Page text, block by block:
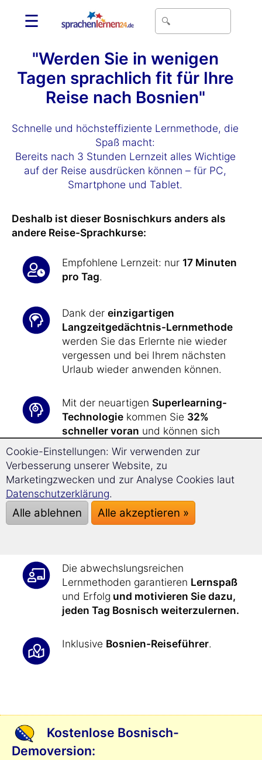
☰
"Werden Sie in wenigen
Tagen sprachlich fit für Ihre
Reise nach Bosnien"
Schnelle und höchsteffiziente Lernmethode, die
Spaß macht:
Bereits nach 3 Stunden Lernzeit alles Wichtige
auf der Reise ausdrücken können – für PC,
Smartphone und Tablet.
Deshalb ist dieser Bosnischkurs anders als
andere Reise-Sprachkurse:
Empfohlene Lernzeit: nur 17 Minuten
pro Tag.
Dank der einzigartigen
Langzeitgedächtnis-Lernmethode
werden Sie das Erlernte nie wieder
vergessen und bei Ihrem nächsten
Urlaub wieder anwenden können.
Mit der neuartigen Superlearning-
Technologie kommen Sie 32%
schneller voran und können sich
besser konzentrieren.
In kürzester Zeit haben Sie das nötige
sprachliche Rüstzeug zur Hand, um
all Ihre Wünsche
und Anliegen
Ihrer Reise nach Bosnien
Die abwechslungsreichen
Lernmethoden garantieren Lernspaß
und Erfolg und motivieren Sie dazu,
jeden Tag Bosnisch weiterzulernen.
Inklusive Bosnien-Reiseführer.
Kostenlose Bosnisch-
Demoversion:
Cookie-Einstellungen: Wir verwenden zur
Verbesserung unserer Website, zu
Marketingzwecken und zur Analyse Cookies laut
Datenschutzerklärung.
Alle ablehnen Alle akzeptieren »